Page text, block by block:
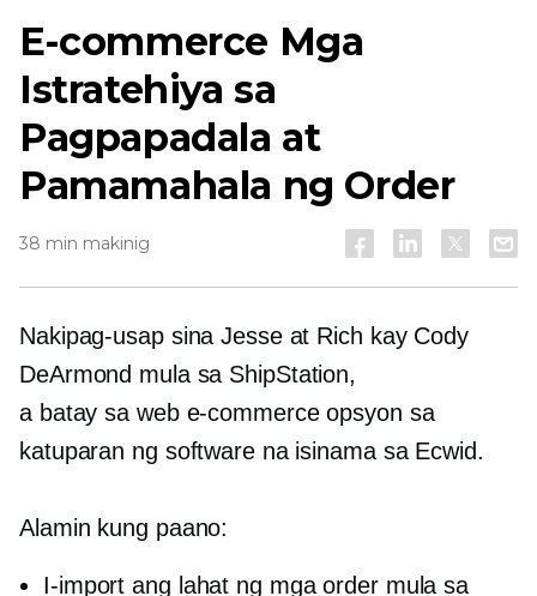
E-commerce Mga
Istratehiya sa
Pagpapadala at
Pamamahala ng Order
38 min makinig
Nakipag-usap sina Jesse at Rich kay Cody
DeArmond mula sa ShipStation,
a batay sa web e-commerceopsyon sa
katuparan ng software na isinama sa Ecwid.
Alamin kung paano:
I-import ang lahat ng mga order mula sa